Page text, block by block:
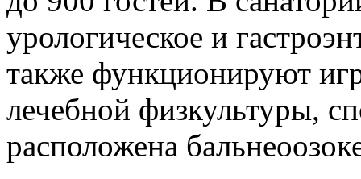
урологическое и
также функционируют
лечебной физкультуры,
расположена